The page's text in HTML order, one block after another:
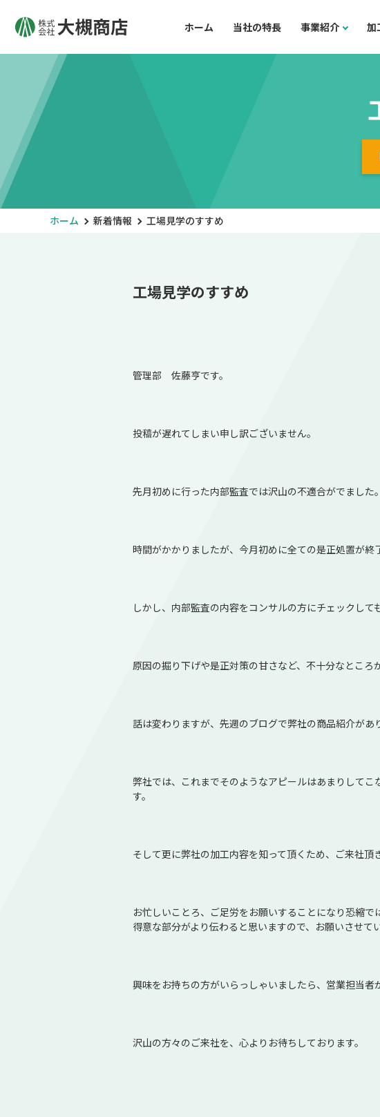
ホーム 当社の特長 事業紹介 加
ホーム 新着情報 工場見学のすすめ
工場見学のすすめ
管理部 佐藤亨です。
投稿が遅れてしまい申し訳ございません。
先月初めに行った内部監査では沢山の不適合がでました。
時間がかかりましたが、今月初めに全ての是正処置が終
しかし、内部監査の内容をコンサルの方にチェックして
原因の掘り下げや是正対策の甘さなど、不十分なところ
話は変わりますが、先週のブログで弊社の商品紹介があ
弊社では、これまでそのようなアピールはあまりして
す。
そして更に弊社の加工内容を知って頂くため、ご来社頂
お忙しいことろ、ご足労をお願いすることになり恐縮
得意な部分がより伝わると思いますので、お願いさせて
興味をお持ちの方がいらっしゃいましたら、営業担当者
沢山の方々のご来社を、心よりお待ちしております。